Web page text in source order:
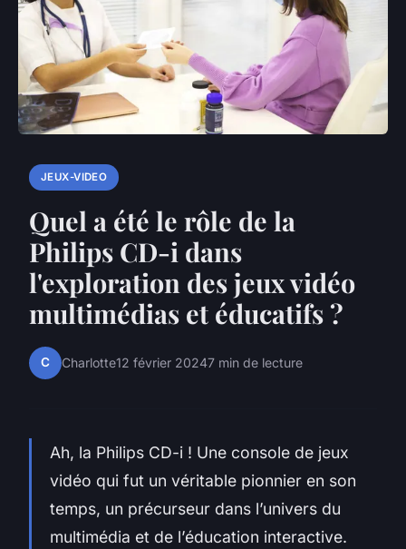
JEUX-VIDEO
Quel a été le rôle de la
Philips CD-i dans
l'exploration des jeux vidéo
multimédias et éducatifs ?
C Charlotte12 février 20247 min de lecture
Ah, la Philips CD-i ! Une console de jeux
vidéo qui fut un véritable pionnier en son
temps, un précurseur dans l’univers du
multimédia et de l’éducation interactive.